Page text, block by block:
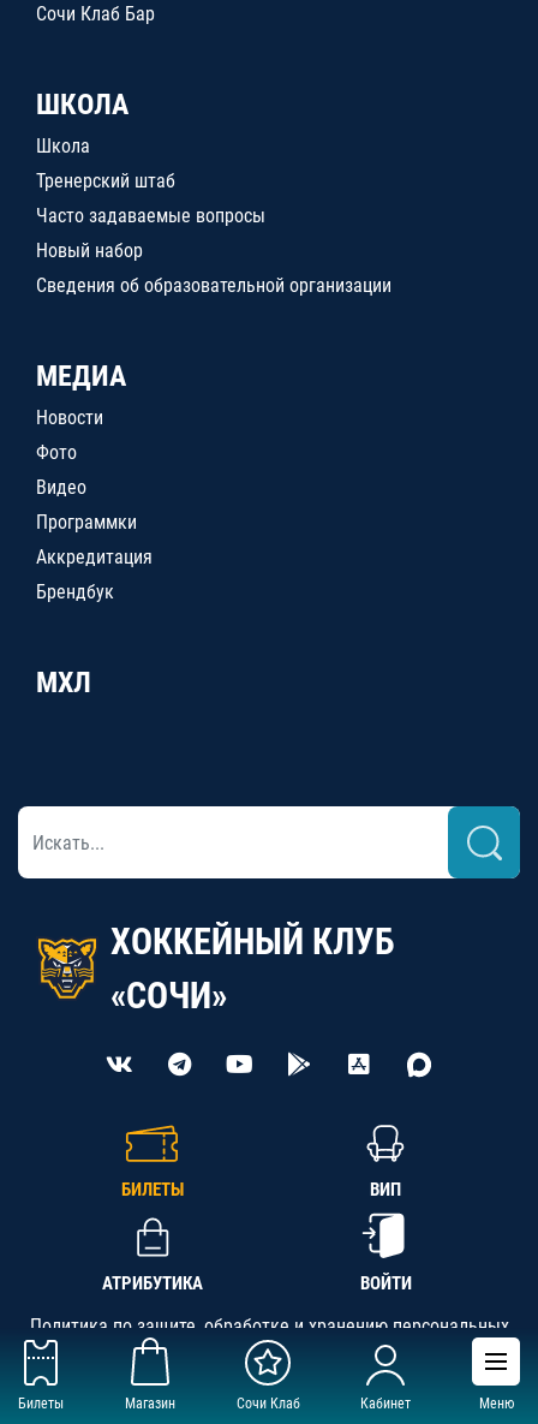
Билеты Магазин Сочи Клаб Кабинет Меню
Сочи Клаб Бар
ШКОЛА
Школа
Тренерский штаб
Часто задаваемые вопросы
Новый набор
Сведения об образовательной организации
МЕДИА
Новости
Фото
Видео
Программки
Аккредитация
Брендбук
МХЛ
ХОККЕЙНЫЙ КЛУБ
«СОЧИ»
БИЛЕТЫ ВИП
АТРИБУТИКА ВОЙТИ
Политика по защите, обработке и хранению персональных
данных
АНО «СК «Кубань-Регион», ОГРН 1142300002349,